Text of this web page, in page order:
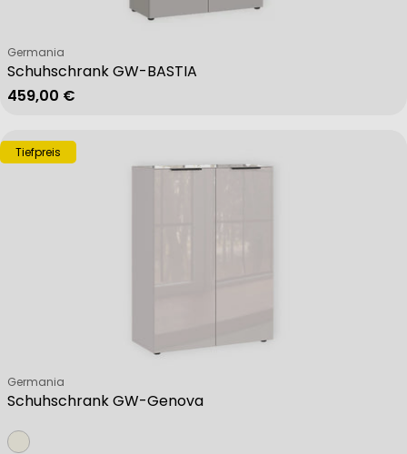
Schuhschrank GW-BASTIA
Verkäufer:
Germania
Regulärer Preis
459,00 €
Tiefpreis
Schuhschrank GW-Genova
Verkäufer:
Germania